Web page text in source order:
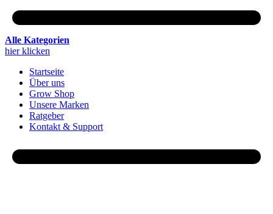
Alle Kategorien
hier klicken
Startseite
Über uns
Grow Shop
Unsere Marken
Ratgeber
Kontakt & Support